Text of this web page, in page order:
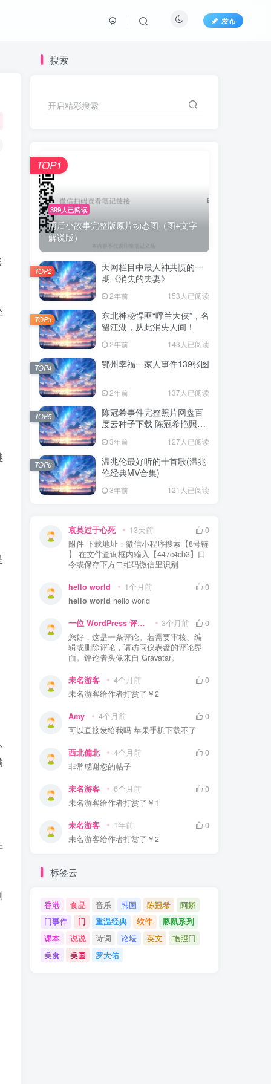
发布
搜索
开启精彩搜索
399人已阅读
雨后小故事完整版原片动态图（图+文字
解说版）
TOP1
天网栏目中最人神共愤的一
期《消失的夫妻》
2年前 153人已阅读
TOP2
东北神秘悍匪“呼兰大侠”，名
留江湖，从此消失人间！
2年前 143人已阅读
TOP3
鄂州幸福一家人事件139张图
2年前 137人已阅读
TOP4
陈冠希事件完整照片网盘百
度云种子下载 陈冠希艳照门
门全部图片观看
3年前 127人已阅读
TOP5
温兆伦最好听的十首歌(温兆
伦经典MV合集)
3年前 121人已阅读
TOP6
哀莫过于心死 13天前
0
附件 下载地址：微信小程序搜索【8号链
】 在文件查询框内输入【447c4cb3】口
令或保存下方二维码微信里识别
hello world 1个月前
0
hello world hello world
一位 WordPress 评论者 3个月前
0
您好，这是一条评论。若需要审核、编
辑或删除评论，请访问仪表盘的评论界
面。评论者头像来自 Gravatar。
未名游客 4个月前
0
未名游客给作者打赏了 ￥2
Amy 4个月前
0
可以直接发给我吗 苹果手机下载不了
西北偏北 4个月前
0
非常感谢您的帖子
未名游客 6个月前
0
未名游客给作者打赏了 ￥1
未名游客 1年前
0
未名游客给作者打赏了 ￥2
标签云
香港 食品 音乐 韩国 陈冠希
阿娇
门事件
门 重温经典 软件
豚鼠系列
课本
说说 诗词 论坛 英文
艳照门
美食
美国 罗大佑